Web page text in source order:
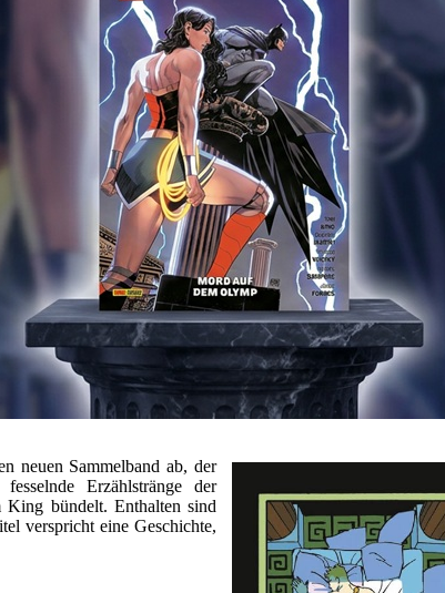
neuen Sammelband ab, der
Erzählstränge der
King bündelt. Enthalten sind
verspricht eine Geschichte,